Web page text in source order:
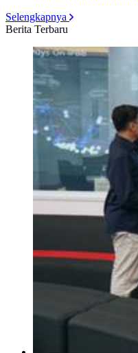
Selengkapnya
Berita Terbaru